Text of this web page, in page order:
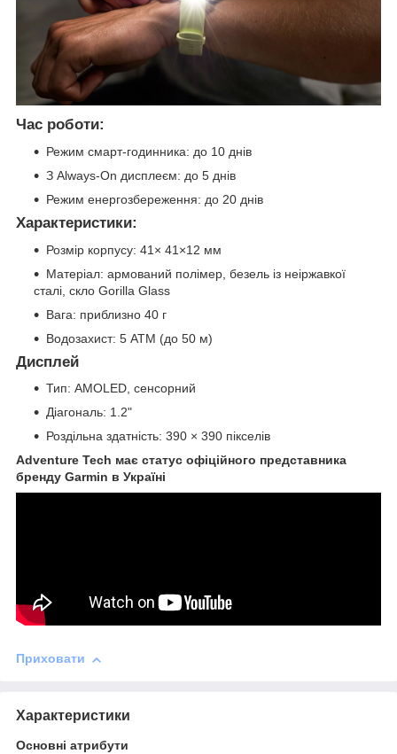
Час роботи:
Режим смарт-годинника: до 10 днів
З Always-On дисплеєм: до 5 днів
Режим енергозбереження: до 20 днів
Характеристики:
Розмір корпусу: 41× 41×12 мм
Матеріал: армований полімер, безель із неіржавкої
сталі, скло Gorilla Glass
Вага: приблизно 40 г
Водозахист: 5 ATM (до 50 м)
Дисплей
Тип: AMOLED, сенсорний
Діагональ: 1.2"
Роздільна здатність: 390 × 390 пікселів
Adventure Tech має статус офіційного представника
бренду Garmin в Україні
Приховати
Характеристики
Основні атрибути